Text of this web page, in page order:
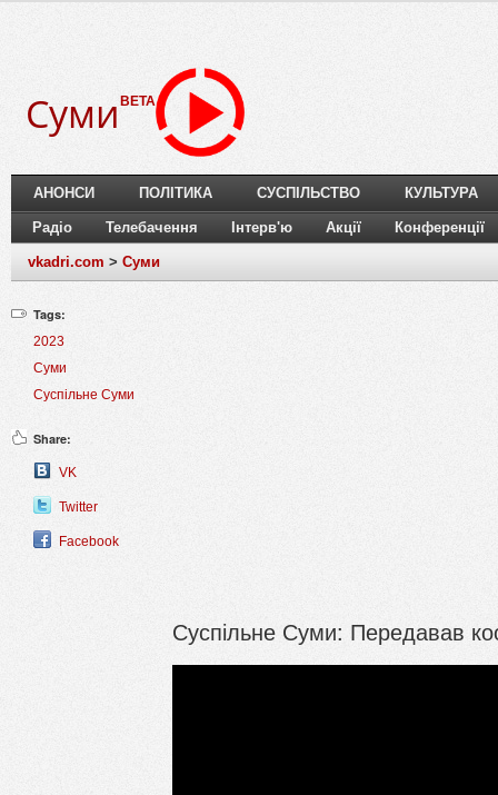
Суми BETA
АНОНСИ ПОЛІТИКА СУСПІЛЬСТВО КУЛЬТУРА
Радіо Телебачення Інтерв'ю Акції Конференції
vkadri.com > Суми
Tags:
2023
Суми
Суспільне Суми
Share:
VK
Twitter
Facebook
Суспільне Суми: Передавав